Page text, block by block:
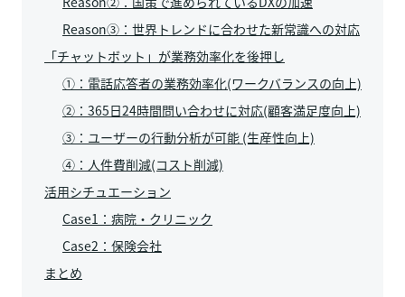
Reason③：世界トレンドに合わせた新常識への対応
「チャットボット」が業務効率化を後押し
①：電話応答者の業務効率化(ワークバランスの向上)
②：365日24時間問い合わせに対応(顧客満足度向上)
③：ユーザーの行動分析が可能 (生産性向上)
④：人件費削減(コスト削減)
活用シチュエーション
Case1：病院・クリニック
Case2：保険会社
まとめ